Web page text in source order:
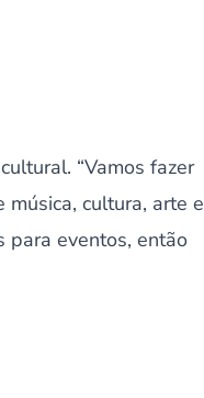
“Vamos fazer
música, cultura, arte e
para eventos, então